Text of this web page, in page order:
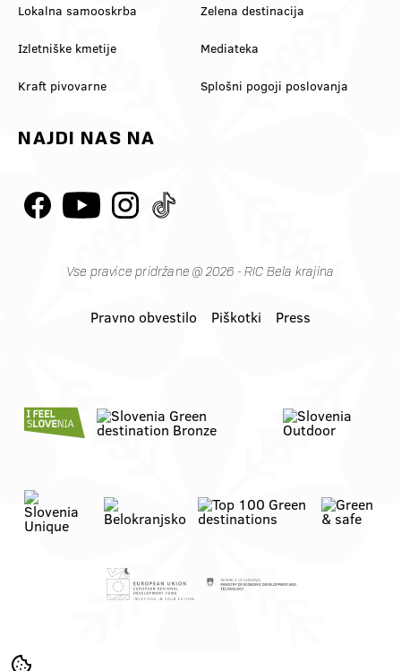
Lokalna samooskrba
Izletniške kmetije
Kraft pivovarne
Zelena destinacija
Mediateka
Splošni pogoji poslovanja
NAJDI NAS NA
Vse pravice pridržane @ 2026 - RIC Bela krajina
Pravno obvestilo Piškotki Press